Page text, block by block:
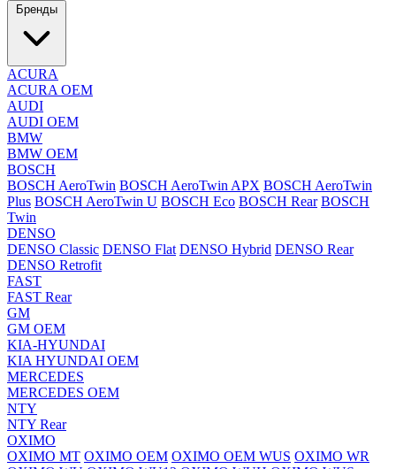
Бренды
ACURA
ACURA OEM
AUDI
AUDI OEM
BMW
BMW OEM
BOSCH
BOSCH AeroTwin BOSCH AeroTwin APX BOSCH AeroTwin
Plus BOSCH AeroTwin U BOSCH Eco BOSCH Rear BOSCH
Twin
DENSO
DENSO Classic DENSO Flat DENSO Hybrid DENSO Rear
DENSO Retrofit
FAST
FAST Rear
GM
GM OEM
KIA-HYUNDAI
KIA HYUNDAI OEM
MERCEDES
MERCEDES OEM
NTY
NTY Rear
OXIMO
OXIMO MT OXIMO OEM OXIMO OEM WUS OXIMO WR